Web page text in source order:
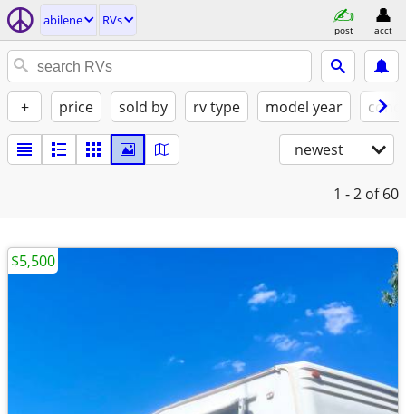
abilene RVs
post acct
+ price sold by rv type model year
newest
1 - 2 of 60
$5,500